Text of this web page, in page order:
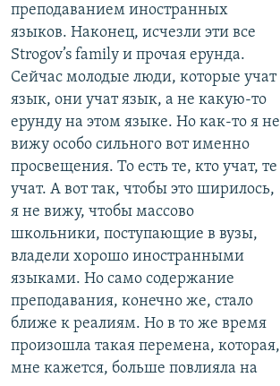
преподаванием иностранных
языков. Наконец, исчезли эти все
Strogov’s family и прочая ерунда.
Сейчас молодые люди, которые учат
язык, они учат язык, а не какую-то
ерунду на этом языке. Но как-то я не
вижу особо сильного вот именно
просвещения. То есть те, кто учат, те
учат. А вот так, чтобы это ширилось,
я не вижу, чтобы массово
школьники, поступающие в вузы,
владели хорошо иностранными
языками. Но само содержание
преподавания, конечно же, стало
ближе к реалиям. Но в то же время
произошла такая перемена, которая,
мне кажется, больше повлияла на